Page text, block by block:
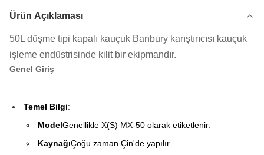
Ürün Açıklaması
50L düşme tipi kapalı kauçuk Banbury karıştırıcısı kauçuk
işleme endüstrisinde kilit bir ekipmandır.
Genel Giriş
Temel Bilgi:
ModelGenellikle X(S) MX-50 olarak etiketlenir.
KaynağıÇoğu zaman Çin'de yapılır.